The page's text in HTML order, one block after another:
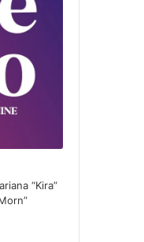
“Kira”